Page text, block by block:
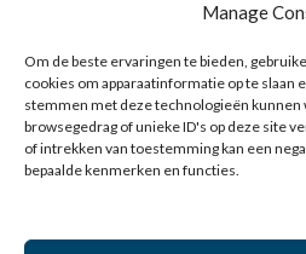
Manage
Om de beste ervaringen te bieden,
cookies om apparaatinformatie op te slaan
stemmen met deze technologieën kunnen
browsegedrag of unieke ID's op deze site
of intrekken van toestemming kan een
bepaalde kenmerken en functies.
Home
Over ons
Contact
Account